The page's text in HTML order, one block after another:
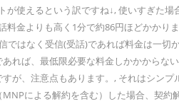
使えるという訳ですね↓, 使いすぎた
金よりも高く1分で約86円ほどかか
はなく受信(受話)であれば料金は一
れば、最低限必要な料金しかかから
、注意点もあります。, それはシン
による解約を含む）した場合、契